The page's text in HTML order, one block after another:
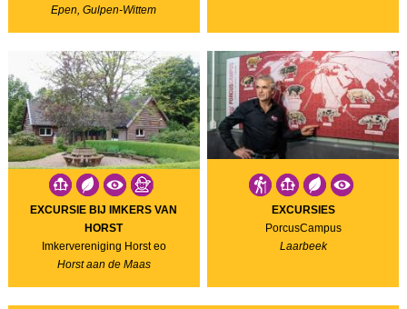
Epen, Gulpen-Wittem
EXCURSIE BIJ IMKERS VAN
HORST
Imkervereniging Horst eo
Horst aan de Maas
EXCURSIES
PorcusCampus
Laarbeek